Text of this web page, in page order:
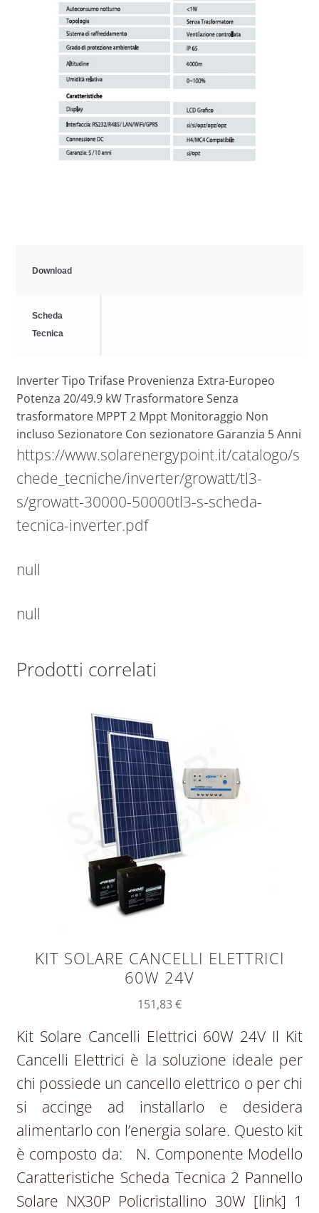
Download
Scheda
Tecnica
Inverter Tipo Trifase Provenienza Extra-Europeo
Potenza 20/49.9 kW Trasformatore Senza
trasformatore MPPT 2 Mppt Monitoraggio Non
incluso Sezionatore Con sezionatore Garanzia 5 Anni
https://www.solarenergypoint.it/catalogo/s
chede_tecniche/inverter/growatt/tl3-
s/growatt-30000-50000tl3-s-scheda-
tecnica-inverter.pdf
null
null
Prodotti correlati
KIT SOLARE CANCELLI ELETTRICI
60W 24V
151,83€
Kit Solare Cancelli Elettrici 60W 24V Il Kit
Cancelli Elettrici è la soluzione ideale per
chi possiede un cancello elettrico o per chi
si accinge ad installarlo e desidera
alimentarlo con l’energia solare. Questo kit
è composto da: N. Componente Modello
Caratteristiche Scheda Tecnica 2 Pannello
Solare NX30P Policristallino 30W [link] 1